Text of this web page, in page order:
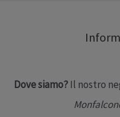
caso, risulta utile
Leggi altro »
Dove siamo?Il nostro